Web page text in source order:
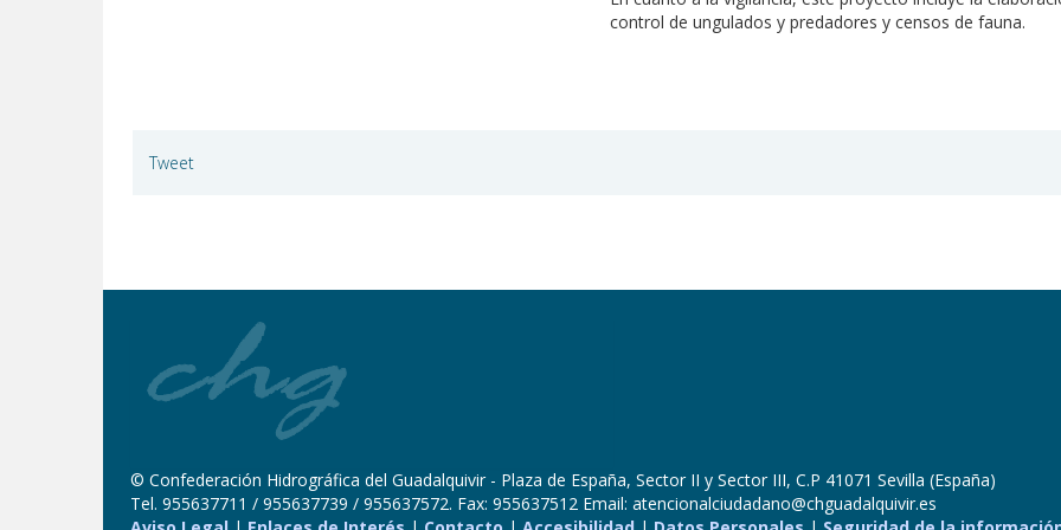
control de ungulados y predadores y censos de fauna.
Tweet
© Confederación Hidrográfica del Guadalquivir - Plaza de España, Sector II y Sector III, C.P 41071 Sevilla (España)
Tel. 955637711 / 955637739 / 955637572. Fax: 955637512 Email: atencionalciudadano@chguadalquivir.es